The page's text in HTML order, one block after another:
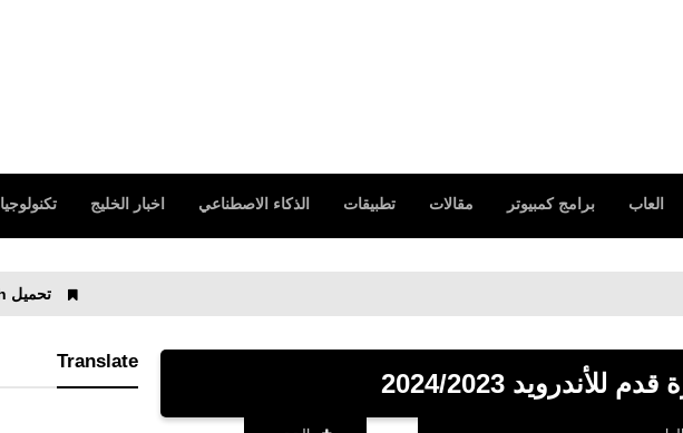
العاب برامج كمبيوتر مقالات تطبيقات الذكاء الاصطناعي اخبار الخليج تكنولوجيا
تحميل Hunting Clash: لعبة الصيد. محاكاة إطلاق النار للأيفون والأندرويد APK
Translate